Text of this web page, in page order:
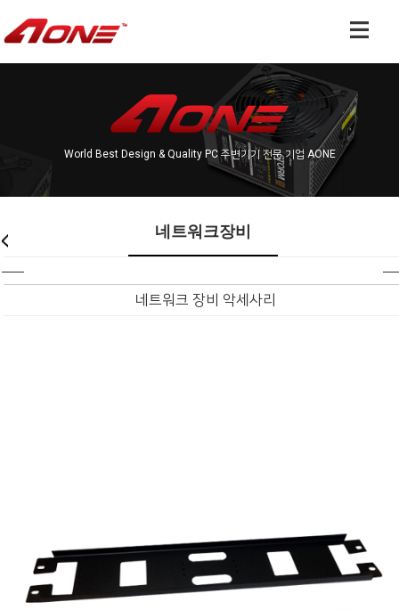
World Best Design & Quality PC 주변기기 전문 기업 AONE
네트워크장비
네트워크 장비 악세사리